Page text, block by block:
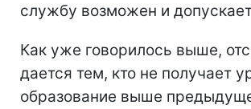
службу возможен и
Как уже говорилось выше,
дается тем, кто не получает
образование выше